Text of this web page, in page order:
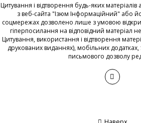
Цитування і відтворення будь-яких матеріалів
з веб-сайта "Ізюм Інформаційний" або
соцмережах дозволено лише з умовою
гіперпосилання на відповідний матеріал
Цитування, використання і відтворення
друкованих виданнях), мобільних
письмового дозволу